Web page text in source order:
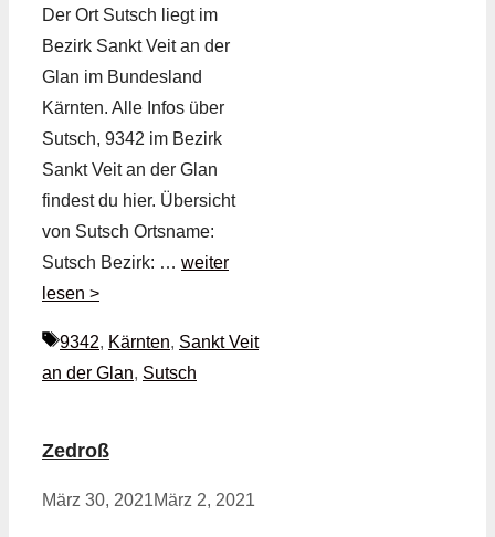
Der Ort Sutsch liegt im
Bezirk Sankt Veit an der
Glan im Bundesland
Kärnten. Alle Infos über
Sutsch, 9342 im Bezirk
Sankt Veit an der Glan
findest du hier. Übersicht
von Sutsch Ortsname:
Sutsch Bezirk: … weiter
lesen >
Schlagwörter
9342, Kärnten, Sankt Veit
an der Glan, Sutsch
Zedroß
März 30, 2021März 2, 2021